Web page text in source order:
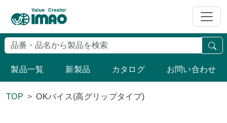
製品一覧 新製品 カタログ お問い合わせ
TOP OKバイス(高グリップタイプ)